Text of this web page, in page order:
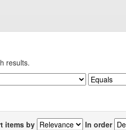
results.
items by In order